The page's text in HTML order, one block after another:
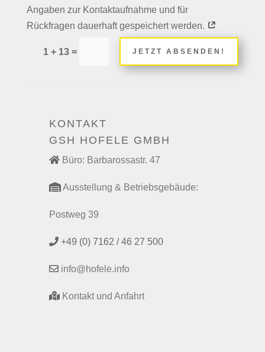
Angaben zur Kontaktaufnahme und für
Rückfragen dauerhaft gespeichert werden.
1 + 13 = JETZT ABSENDEN!
KONTAKT
GSH HOFELE GMBH
Büro: Barbarossastr. 47
Ausstellung & Betriebsgebäude:
Postweg 39
+49 (0) 7162 / 46 27 500
info@hofele.info
Kontakt und Anfahrt